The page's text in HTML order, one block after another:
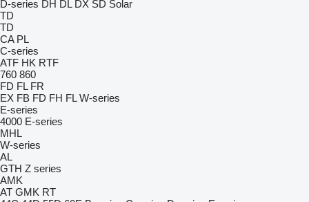
D-series DH DL DX SD Solar
TD
TD
CA PL
C-series
ATF HK RTF
760 860
FD FL FR
EX FB FD FH FL W-series
E-series
4000 E-series
MHL
W-series
AL
GTH Z series
AMK
AT GMK RT